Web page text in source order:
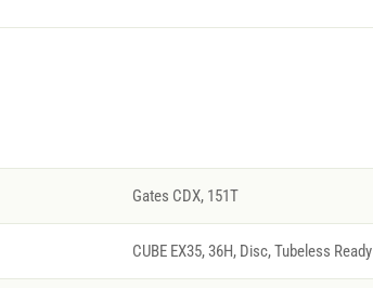
Gates CDX, 151T
CUBE EX35, 36H, Disc, Tubeless Ready